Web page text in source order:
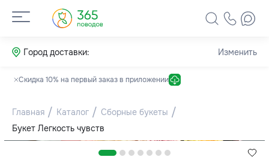
Город доставки: Изменить
Скидка 10% на первый заказ в приложении
Главная Каталог
Сборные букеты
Букет Легкость чувств